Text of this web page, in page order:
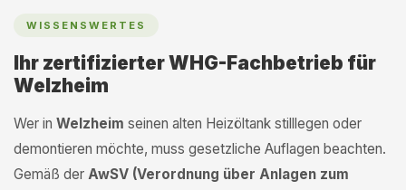
WISSENSWERTES
Ihr zertifizierter WHG-Fachbetrieb für
Welzheim
Wer in Welzheim seinen alten Heizöltank stilllegen oder
demontieren möchte, muss gesetzliche Auflagen beachten.
Gemäß der AwSV (Verordnung über Anlagen zum